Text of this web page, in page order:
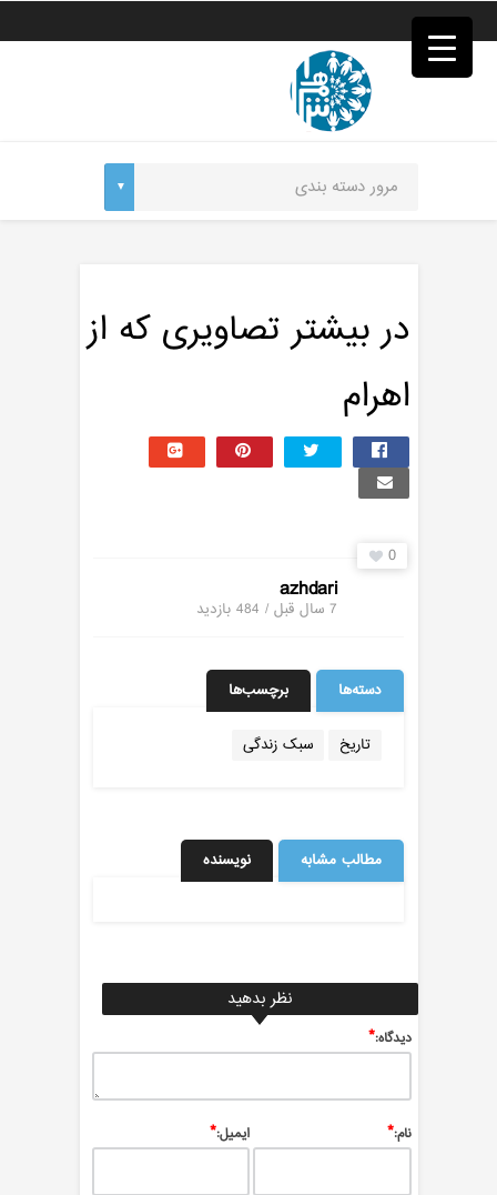
فصد
خون
تهران
در بیشتر تصاویری که از
اهرام
0
azhdari
7 سال قبل / 484 بازدید
دسته‌ها برچسب‌ها
تاریخ سبک زندگی
مطالب مشابه نویسنده
نظر بدهید
ديدگاه:*
نام:* ایمیل:*